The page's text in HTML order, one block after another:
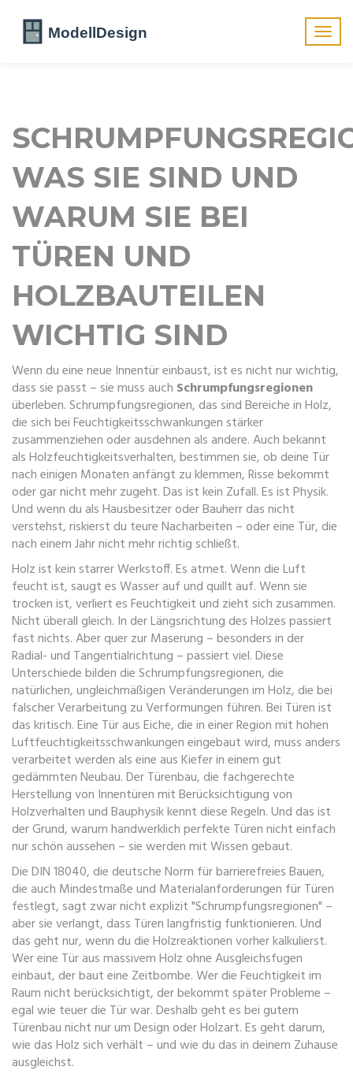
WAS SIE SIND UND
WARUM SIE BEI
TÜREN UND
HOLZBAUTEILEN
WICHTIG SIND
Wenn du eine neue Innentür einbaust, ist es nicht nur wichtig,
dass sie passt – sie muss auch Schrumpfungsregionen
überleben.Schrumpfungsregionen, das sind Bereiche in Holz,
die sich bei Feuchtigkeitsschwankungen stärker
zusammenziehen oder ausdehnen als andere. Auch bekannt
alsHolzfeuchtigkeitsverhalten, bestimmen sie, ob deine Tür
nach einigen Monaten anfängt zu klemmen, Risse bekommt
oder gar nicht mehr zugeht.Das ist kein Zufall. Es ist Physik.
Und wenn du als Hausbesitzer oder Bauherr das nicht
verstehst, riskierst du teure Nacharbeiten – oder eine Tür, die
nach einem Jahr nicht mehr richtig schließt.
Holz ist kein starrer Werkstoff. Es atmet. Wenn die Luft
feucht ist, saugt es Wasser auf und quillt auf. Wenn sie
trocken ist, verliert es Feuchtigkeit und zieht sich zusammen.
Nicht überall gleich. In der Längsrichtung des Holzes passiert
fast nichts. Aber quer zur Maserung – besonders in der
Radial- und Tangentialrichtung – passiert viel. Diese
Unterschiede bilden dieSchrumpfungsregionen, die
natürlichen, ungleichmäßigen Veränderungen im Holz, die bei
falscher Verarbeitung zu Verformungen führen. Bei Türen ist
das kritisch. Eine Tür aus Eiche, die in einer Region mit hohen
Luftfeuchtigkeitsschwankungen eingebaut wird, muss anders
verarbeitet werden als eine aus Kiefer in einem gut
gedämmten Neubau. DerTürenbau, die fachgerechte
Herstellung von Innentüren mit Berücksichtigung von
Holzverhalten und Bauphysikkennt diese Regeln. Und das ist
der Grund, warum handwerklich perfekte Türen nicht einfach
nur schön aussehen – sie werden mit Wissen gebaut.
DieDIN 18040, die deutsche Norm für barrierefreies Bauen,
die auch Mindestmaße und Materialanforderungen für Türen
festlegt, sagt zwar nicht explizit "Schrumpfungsregionen" –
aber sie verlangt, dass Türen langfristig funktionieren. Und
das geht nur, wenn du die Holzreaktionen vorher kalkulierst.
Wer eine Tür aus massivem Holz ohne Ausgleichsfugen
einbaut, der baut eine Zeitbombe. Wer die Feuchtigkeit im
Raum nicht berücksichtigt, der bekommt später Probleme –
egal wie teuer die Tür war. Deshalb geht es bei gutem
Türenbau nicht nur um Design oder Holzart. Es geht darum,
wie das Holz sich verhält – und wie du das in deinem Zuhause
ausgleichst.